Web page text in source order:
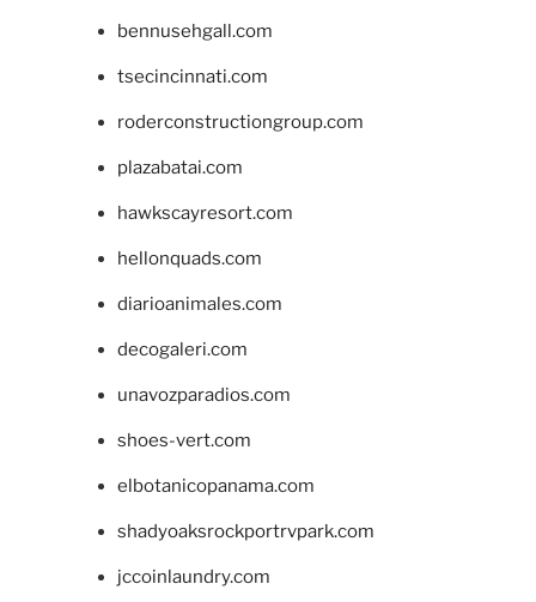
bennusehgall.com
tsecincinnati.com
roderconstructiongroup.com
plazabatai.com
hawkscayresort.com
hellonquads.com
diarioanimales.com
decogaleri.com
unavozparadios.com
shoes-vert.com
elbotanicopanama.com
shadyoaksrockportrvpark.com
jccoinlaundry.com